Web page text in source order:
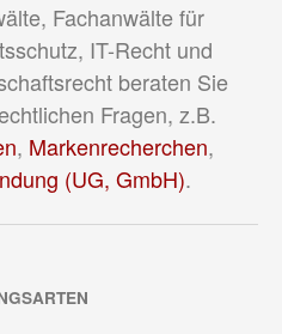
Fachanwälte für
IT-Recht und
beraten Sie
Fragen, z.B.
, Markenrecherchen,
(UG, GmbH).